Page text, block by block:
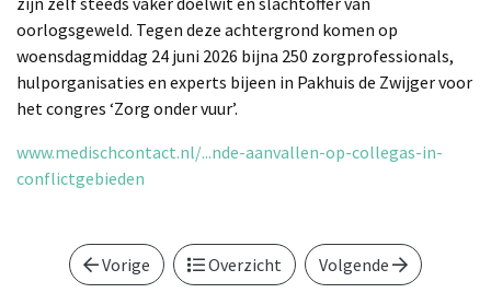
oorlogsgeweld. Tegen deze achtergrond komen op
woensdagmiddag 24 juni 2026 bijna 250 zorgprofessionals,
hulporganisaties en experts bijeen in Pakhuis de Zwijger voor
het congres ‘Zorg onder vuur’.
www.medischcontact.nl/...nde-aanvallen-op-collegas-in-
conflictgebieden
Vorige Overzicht Volgende